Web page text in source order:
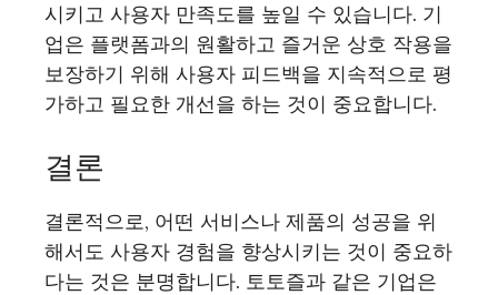
시키고 사용자 만족도를 높일 수 있습니다. 기
업은 플랫폼과의 원활하고 즐거운 상호 작용을
보장하기 위해 사용자 피드백을 지속적으로 평
가하고 필요한 개선을 하는 것이 중요합니다.
결론
결론적으로, 어떤 서비스나 제품의 성공을 위
해서도 사용자 경험을 향상시키는 것이 중요하
다는 것은 분명합니다. 토토즐과 같은 기업은